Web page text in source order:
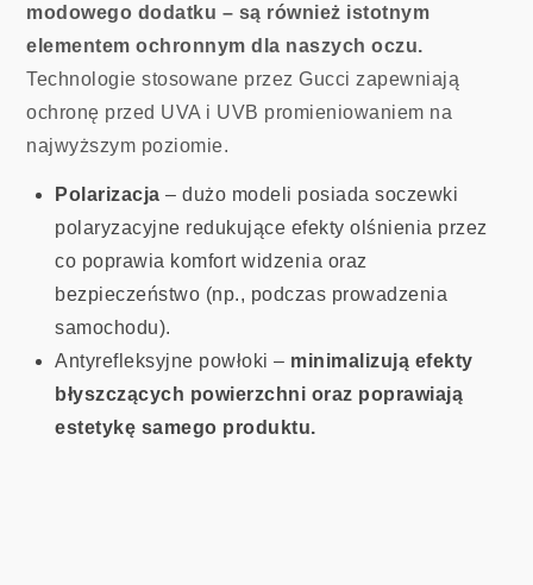
modowego dodatku – są również istotnym
elementem ochronnym dla naszych oczu.
Technologie stosowane przez Gucci zapewniają
ochronę przed UVA i UVB promieniowaniem na
najwyższym poziomie.
Polarizacja – dużo modeli posiada soczewki
polaryzacyjne redukujące efekty olśnienia przez
co poprawia komfort widzenia oraz
bezpieczeństwo (np., podczas prowadzenia
samochodu).
Antyrefleksyjne powłoki – minimalizują efekty
błyszczących powierzchni oraz poprawiają
estetykę samego produktu.